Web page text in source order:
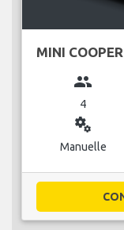
MINI COOPER
group
4
miscellaneous_services
Manuelle